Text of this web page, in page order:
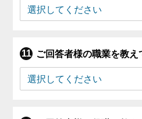
ご回答者様の職業を教え